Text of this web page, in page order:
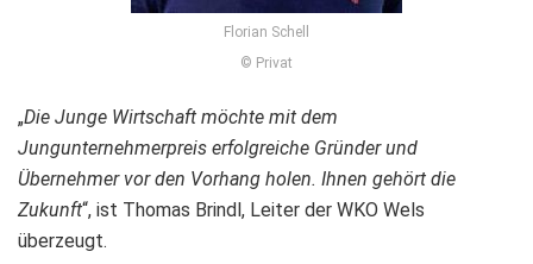
Florian Schell
© Privat
„Die Junge Wirtschaft möchte mit dem
Jungunternehmerpreis erfolgreiche Gründer und
Übernehmer vor den Vorhang holen. Ihnen gehört die
Zukunft“, ist Thomas Brindl, Leiter der WKO Wels
überzeugt.